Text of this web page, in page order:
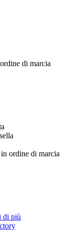
di marcia
in ordine di marcia
di più